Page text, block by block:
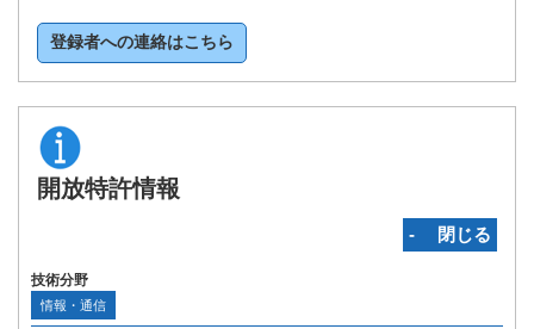
登録者への連絡はこちら
開放特許情報
‐ 閉じる
技術分野
情報・通信